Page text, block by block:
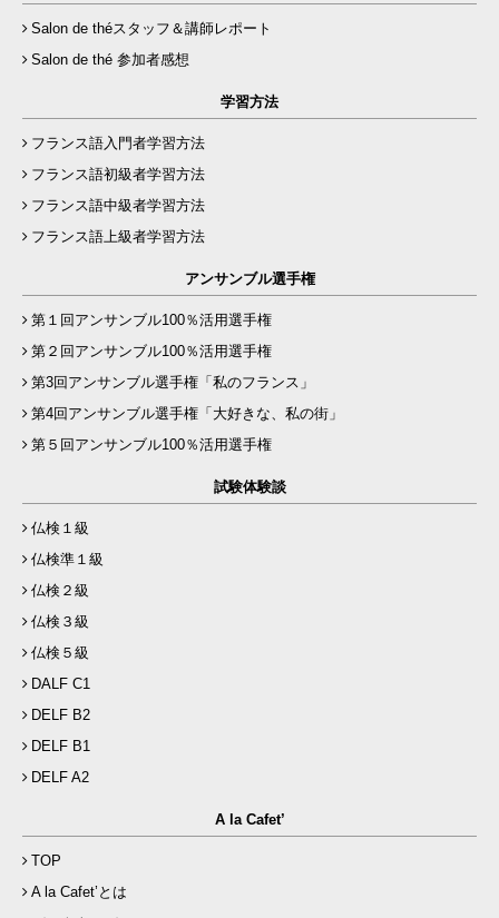
Salon de théスタッフ＆講師レポート
Salon de thé 参加者感想
学習方法
フランス語入門者学習方法
フランス語初級者学習方法
フランス語中級者学習方法
フランス語上級者学習方法
アンサンブル選手権
第１回アンサンブル100％活用選手権
第２回アンサンブル100％活用選手権
第3回アンサンブル選手権「私のフランス」
第4回アンサンブル選手権「大好きな、私の街」
第５回アンサンブル100％活用選手権
試験体験談
仏検１級
仏検準１級
仏検２級
仏検３級
仏検５級
DALF C1
DELF B2
DELF B1
DELF A2
A la Cafet’
TOP
A la Cafet’とは